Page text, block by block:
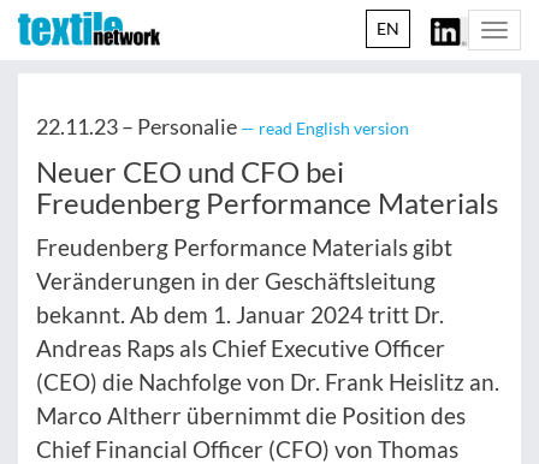
EN
22.11.23 – Personalie — read English version
Neuer CEO und CFO bei
Freudenberg Performance Materials
Freudenberg Performance Materials gibt
Veränderungen in der Geschäftsleitung
bekannt. Ab dem 1. Januar 2024 tritt Dr.
Andreas Raps als Chief Executive Officer
(CEO) die Nachfolge von Dr. Frank Heislitz an.
Marco Altherr übernimmt die Position des
Chief Financial Officer (CFO) von Thomas